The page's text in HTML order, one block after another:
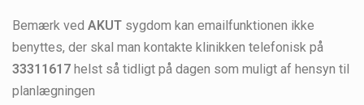
Bemærk ved AKUT sygdom kan emailfunktionen ikke
benyttes, der skal man kontakte klinikken telefonisk på
33311617 helst så tidligt på dagen som muligt af hensyn til
planlægningen